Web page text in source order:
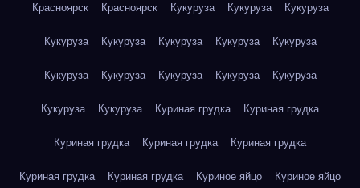
Красноярск Красноярск Кукуруза Кукуруза Кукуруза
Кукуруза Кукуруза Кукуруза Кукуруза Кукуруза
Кукуруза Кукуруза Кукуруза Кукуруза Кукуруза
Кукуруза Кукуруза Куриная грудка Куриная грудка
Куриная грудка Куриная грудка Куриная грудка
Куриная грудка Куриная грудка Куриное яйцо Куриное яйцо